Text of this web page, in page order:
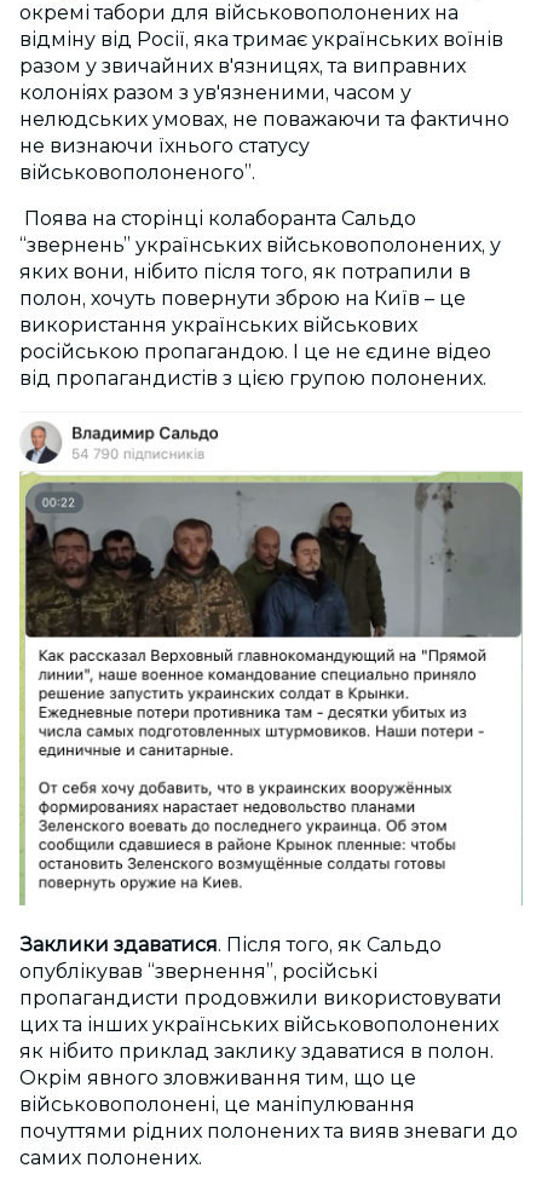
окремі табори для військовополонених на
відміну від Росії, яка тримає українських воїнів
разом у звичайних в'язницях, та виправних
колоніях разом з ув'язненими, часом у
нелюдських умовах, не поважаючи та фактично
не визнаючи їхнього статусу
військовополоненого”.
Поява на сторінці колаборанта Сальдо
“звернень” українських військовополонених, у
яких вони, нібито після того, як потрапили в
полон, хочуть повернути зброю на Київ – це
використання українських військових
російською пропагандою. І це не єдине відео
від пропагандистів з цією групою полонених.
Заклики здаватися. Після того, як Сальдо
опублікував “звернення”, російські
пропагандисти продовжили використовувати
цих та інших українських військовополонених
як нібито приклад заклику здаватися в полон.
Окрім явного зловживання тим, що це
військовополонені, це маніпулювання
почуттями рідних полонених та вияв зневаги до
самих полонених.